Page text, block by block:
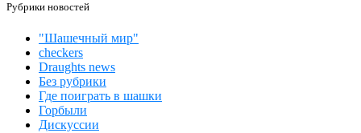
Рубрики новостей
"Шашечный мир"
checkers
Draughts news
Без рубрики
Где поиграть в шашки
Горбыли
Дискуссии